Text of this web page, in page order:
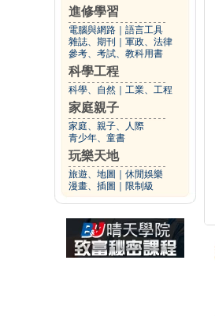
進修學習
電腦與網路
語言工具
雜誌、期刊
軍政、法律
參考、考試、教科用書
科學工程
科學、自然 工業、工程
家庭親子
家庭、親子、人際
青少年、童書
玩樂天地
旅遊、地圖
休閒娛樂
漫畫、插圖
限制級